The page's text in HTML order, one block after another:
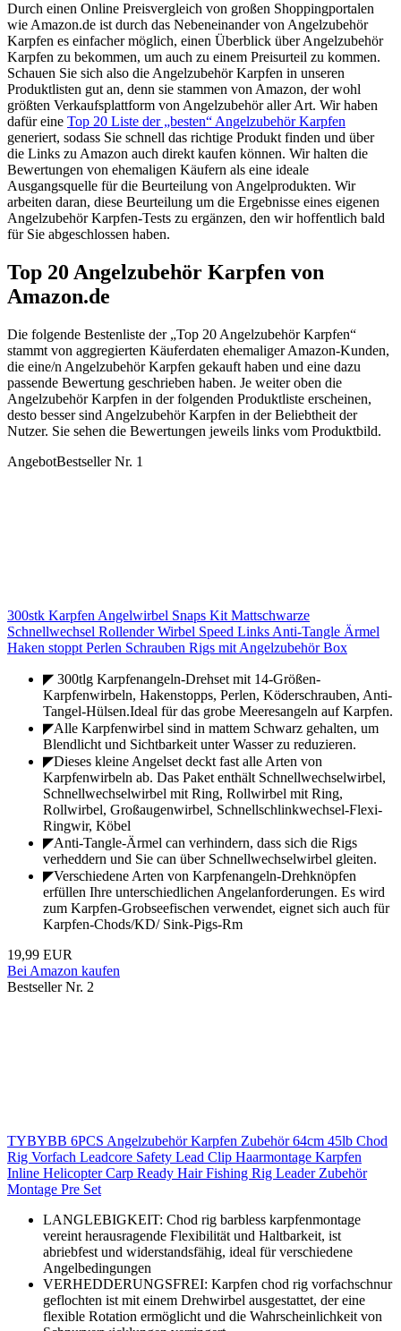
Durch einen Online Preisvergleich von großen Shoppingportalen
wie Amazon.de ist durch das Nebeneinander von Angelzubehör
Karpfen es einfacher möglich, einen Überblick über Angelzubehör
Karpfen zu bekommen, um auch zu einem Preisurteil zu kommen.
Schauen Sie sich also die Angelzubehör Karpfen in unseren
Produktlisten gut an, denn sie stammen von Amazon, der wohl
größten Verkaufsplattform von Angelzubehör aller Art. Wir haben
dafür eine Top 20 Liste der „besten“ Angelzubehör Karpfen
generiert, sodass Sie schnell das richtige Produkt finden und über
die Links zu Amazon auch direkt kaufen können. Wir halten die
Bewertungen von ehemaligen Käufern als eine ideale
Ausgangsquelle für die Beurteilung von Angelprodukten. Wir
arbeiten daran, diese Beurteilung um die Ergebnisse eines eigenen
Angelzubehör Karpfen-Tests zu ergänzen, den wir hoffentlich bald
für Sie abgeschlossen haben.
Top 20 Angelzubehör Karpfen von
Amazon.de
Die folgende Bestenliste der „Top 20 Angelzubehör Karpfen“
stammt von aggregierten Käuferdaten ehemaliger Amazon-Kunden,
die eine/n Angelzubehör Karpfen gekauft haben und eine dazu
passende Bewertung geschrieben haben. Je weiter oben die
Angelzubehör Karpfen in der folgenden Produktliste erscheinen,
desto besser sind Angelzubehör Karpfen in der Beliebtheit der
Nutzer. Sie sehen die Bewertungen jeweils links vom Produktbild.
AngebotBestseller Nr. 1
300stk Karpfen Angelwirbel Snaps Kit Mattschwarze
Schnellwechsel Rollender Wirbel Speed Links Anti-Tangle Ärmel
Haken stoppt Perlen Schrauben Rigs mit Angelzubehör Box
◤ 300tlg Karpfenangeln-Drehset mit 14-Größen-
Karpfenwirbeln, Hakenstopps, Perlen, Köderschrauben, Anti-
Tangel-Hülsen.Ideal für das grobe Meeresangeln auf Karpfen.
◤Alle Karpfenwirbel sind in mattem Schwarz gehalten, um
Blendlicht und Sichtbarkeit unter Wasser zu reduzieren.
◤Dieses kleine Angelset deckt fast alle Arten von
Karpfenwirbeln ab. Das Paket enthält Schnellwechselwirbel,
Schnellwechselwirbel mit Ring, Rollwirbel mit Ring,
Rollwirbel, Großaugenwirbel, Schnellschlinkwechsel-Flexi-
Ringwir, Köbel
◤Anti-Tangle-Ärmel can verhindern, dass sich die Rigs
verheddern und Sie can über Schnellwechselwirbel gleiten.
◤Verschiedene Arten von Karpfenangeln-Drehknöpfen
erfüllen Ihre unterschiedlichen Angelanforderungen. Es wird
zum Karpfen-Grobseefischen verwendet, eignet sich auch für
Karpfen-Chods/KD/ Sink-Pigs-Rm
19,99 EUR
Bei Amazon kaufen
Bestseller Nr. 2
TYBYBB 6PCS Angelzubehör Karpfen Zubehör 64cm 45lb Chod
Rig Vorfach Leadcore Safety Lead Clip Haarmontage Karpfen
Inline Helicopter Carp Ready Hair Fishing Rig Leader Zubehör
Montage Pre Set
LANGLEBIGKEIT: Chod rig barbless karpfenmontage
vereint herausragende Flexibilität und Haltbarkeit, ist
abriebfest und widerstandsfähig, ideal für verschiedene
Angelbedingungen
VERHEDDERUNGSFREI: Karpfen chod rig vorfachschnur
geflochten ist mit einem Drehwirbel ausgestattet, der eine
flexible Rotation ermöglicht und die Wahrscheinlichkeit von